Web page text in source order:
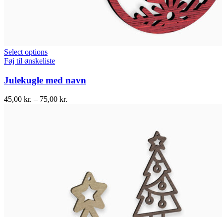
Select options
Føj til ønskeliste
Julekugle med navn
45,00 kr. – 75,00 kr.